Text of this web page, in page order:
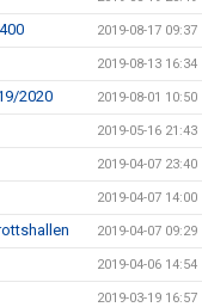
2019-08-17 09:37
2019-08-13 16:34
2020 2019-08-01 10:50
2019-05-16 21:43
2019-04-07 23:40
2019-04-07 14:00
2019-04-07 09:29
2019-04-06 14:54
2019-03-19 16:57